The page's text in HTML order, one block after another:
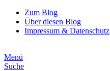
Zum Blog
Über diesen Blog
Impressum & Datenschutz
Menü
Suche